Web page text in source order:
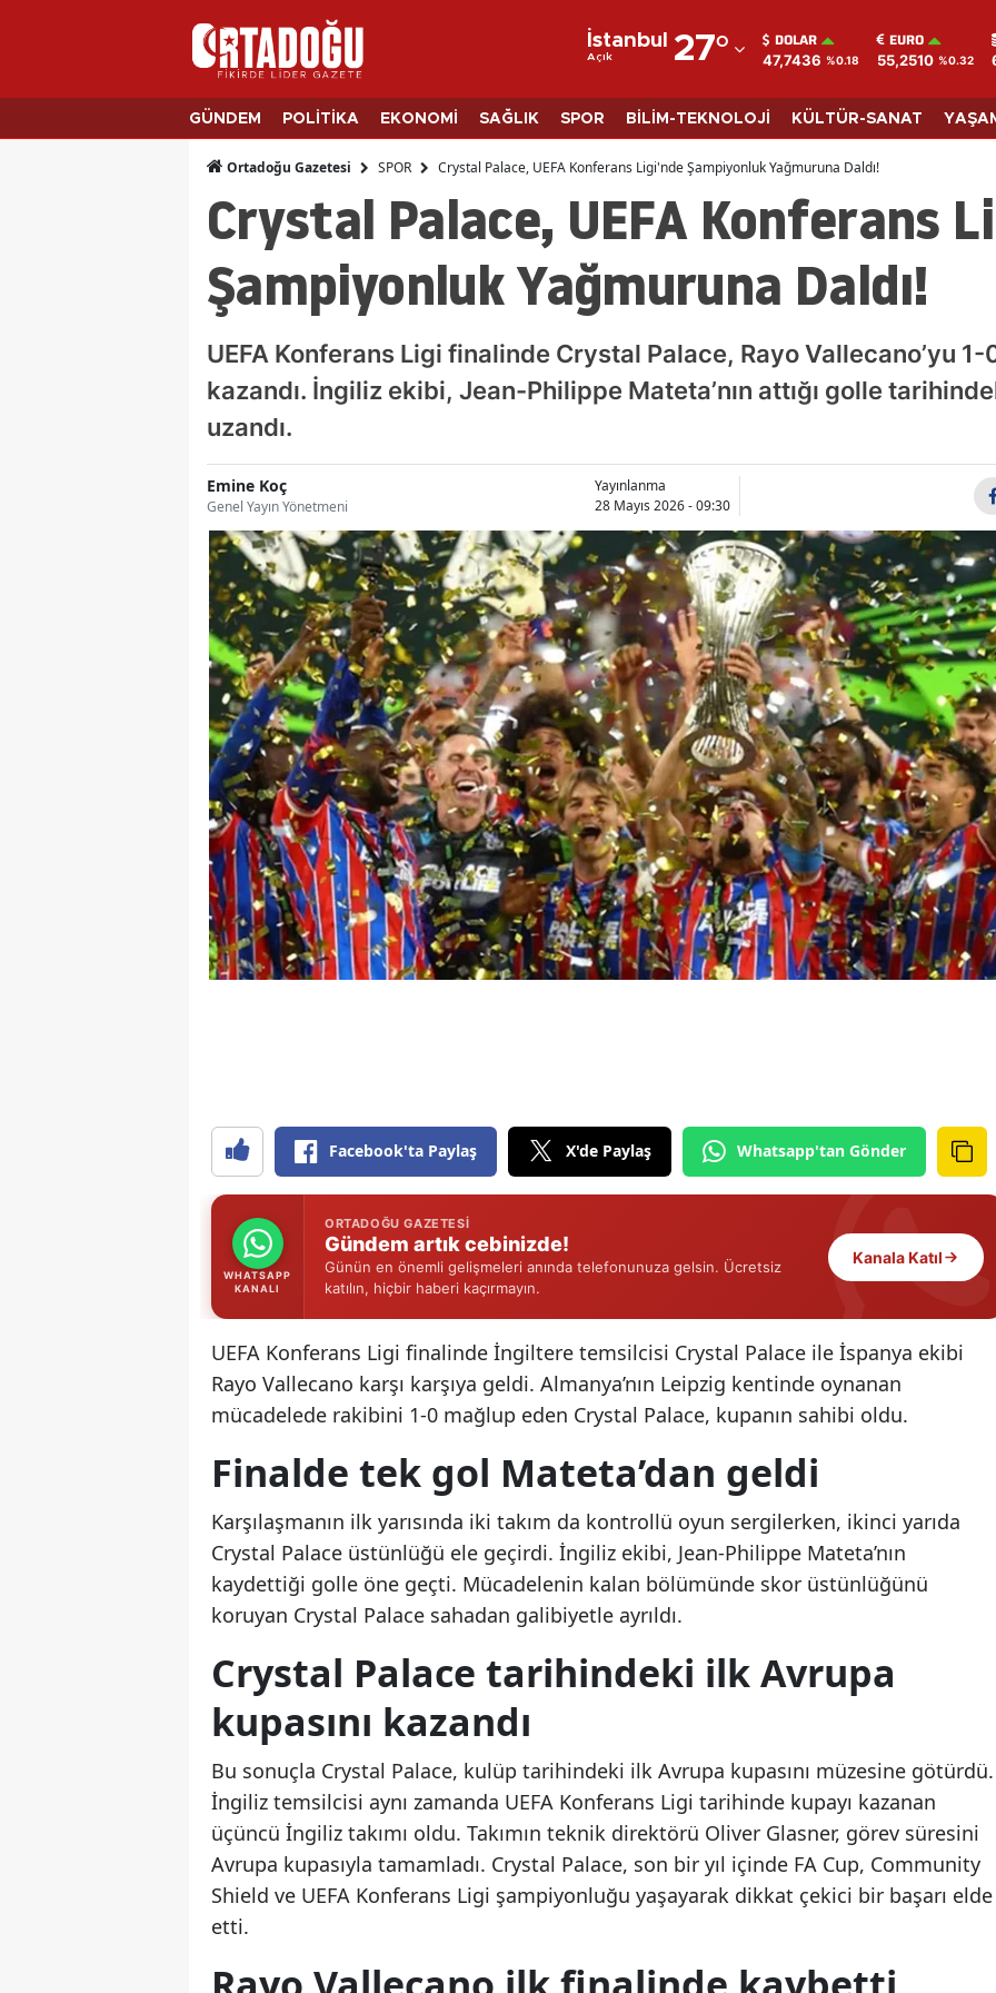
İstanbul
Açık 27°
Adana
Adıyaman
Afyonkarahisar
Ağrı
Ankara
Antalya
Artvin
Balıkesir
Bingöl
Bitlis
Bolu
Burdur
Bursa
Çanakkale
Çankırı
Çorum
Denizli
Diyarbakır
Erzurum
Gümüşhane
Hakkari
Isparta
Mersin
İstanbul
İzmir
Kars
Kırklareli
Kırşehir
Kocaeli
Kütahya
DOLAR
47,7436 %0.18
EURO
55,2510 %0.32
GÜNDEM POLİTİKA EKONOMİ SAĞLIK SPOR BİLİM-TEKNOLOJİ KÜLTÜR-SANAT
Ortadoğu Gazetesi SPOR Crystal Palace, UEFA Konferans Ligi'nde Şampiyonluk Yağmuruna Daldı!
Crystal Palace, UEFA Konferans
Şampiyonluk Yağmuruna Daldı!
UEFA Konferans Ligi finalinde Crystal Palace, Rayo Vallecano’yu
kazandı. İngiliz ekibi, Jean-Philippe Mateta’nın attığı golle
uzandı.
Emine Koç
Genel Yayın Yönetmeni
Yayınlanma
28 Mayıs 2026 - 09:30
Facebook'ta Paylaş X'de Paylaş Whatsapp'tan Gönder
WHATSAPP
KANALI
ORTADOĞU GAZETESI
Gündem artık cebinizde!
Günün en önemli gelişmeleri anında telefonunuza gelsin. Ücretsiz
katılın, hiçbir haberi kaçırmayın.
Kanala Katıl
UEFA Konferans Ligi finalinde İngiltere temsilcisi Crystal Palace ile İspanya ekibi
Rayo Vallecano karşı karşıya geldi. Almanya’nın Leipzig kentinde oynanan
mücadelede rakibini 1-0 mağlup eden Crystal Palace, kupanın sahibi oldu.
Finalde tek gol Mateta’dan geldi
Karşılaşmanın ilk yarısında iki takım da kontrollü oyun sergilerken, ikinci yarıda
Crystal Palace üstünlüğü ele geçirdi. İngiliz ekibi, Jean-Philippe Mateta’nın
kaydettiği golle öne geçti. Mücadelenin kalan bölümünde skor üstünlüğünü
koruyan Crystal Palace sahadan galibiyetle ayrıldı.
Crystal Palace tarihindeki ilk Avrupa
kupasını kazandı
Bu sonuçla Crystal Palace, kulüp tarihindeki ilk Avrupa kupasını müzesine götürdü.
İngiliz temsilcisi aynı zamanda UEFA Konferans Ligi tarihinde kupayı kazanan
üçüncü İngiliz takımı oldu. Takımın teknik direktörü Oliver Glasner, görev süresini
Avrupa kupasıyla tamamladı. Crystal Palace, son bir yıl içinde FA Cup, Community
Shield ve UEFA Konferans Ligi şampiyonluğu yaşayarak dikkat çekici bir başarı elde
etti.
Temmuz ayı
enflasyon
rakamları saat
kaçta açıklanacak,
bekle...
Can
eşi Pınar
kimdir,
kaç yıl s...